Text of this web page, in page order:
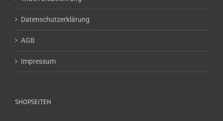
Datenschutzerklärung
AGB
Impressum
SHOPSEITEN